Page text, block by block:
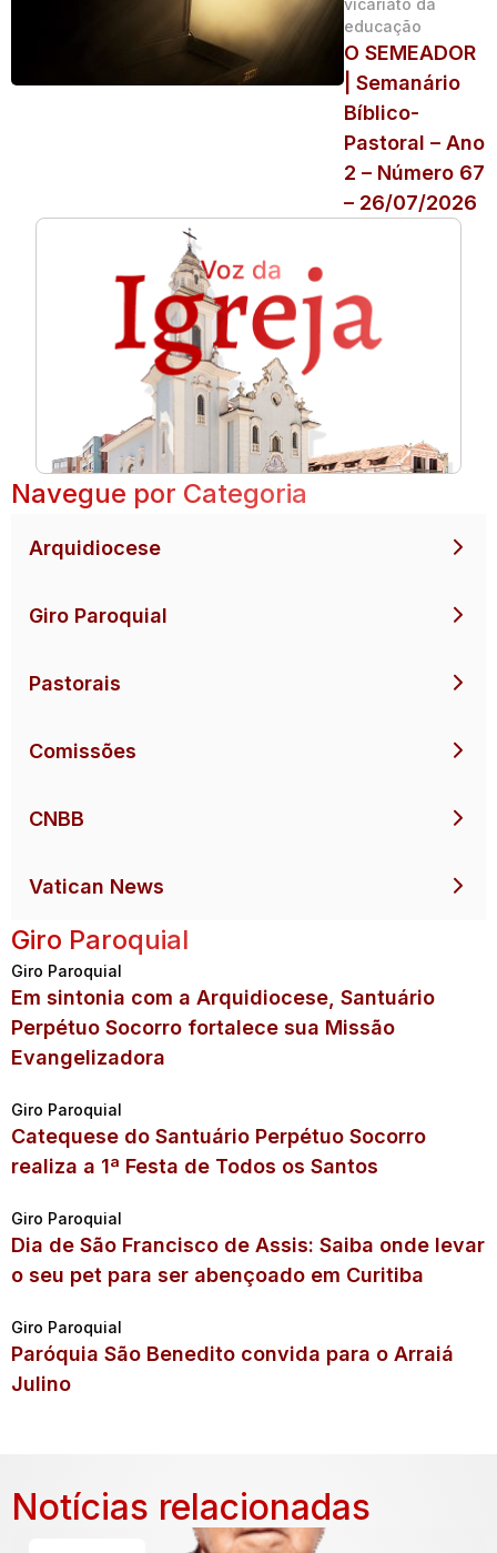
vicariato da
educação
O SEMEADOR
| Semanário
Bíblico-
Pastoral – Ano
2 – Número 67
– 26/07/2026
Navegue por Categoria
Arquidiocese
Giro Paroquial
Pastorais
Comissões
CNBB
Vatican News
Giro Paroquial
Giro Paroquial
Em sintonia com a Arquidiocese, Santuário
Perpétuo Socorro fortalece sua Missão
Evangelizadora
Giro Paroquial
Catequese do Santuário Perpétuo Socorro
realiza a 1ª Festa de Todos os Santos
Giro Paroquial
Dia de São Francisco de Assis: Saiba onde levar
o seu pet para ser abençoado em Curitiba
Giro Paroquial
Paróquia São Benedito convida para o Arraiá
Julino
Notícias relacionadas